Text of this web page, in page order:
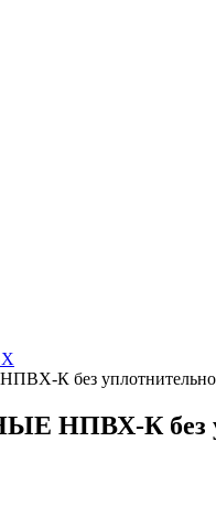
К без
К без